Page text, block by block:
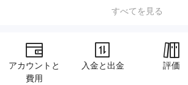
すべてを見る
アカウントと
費用
入金と出金 評価